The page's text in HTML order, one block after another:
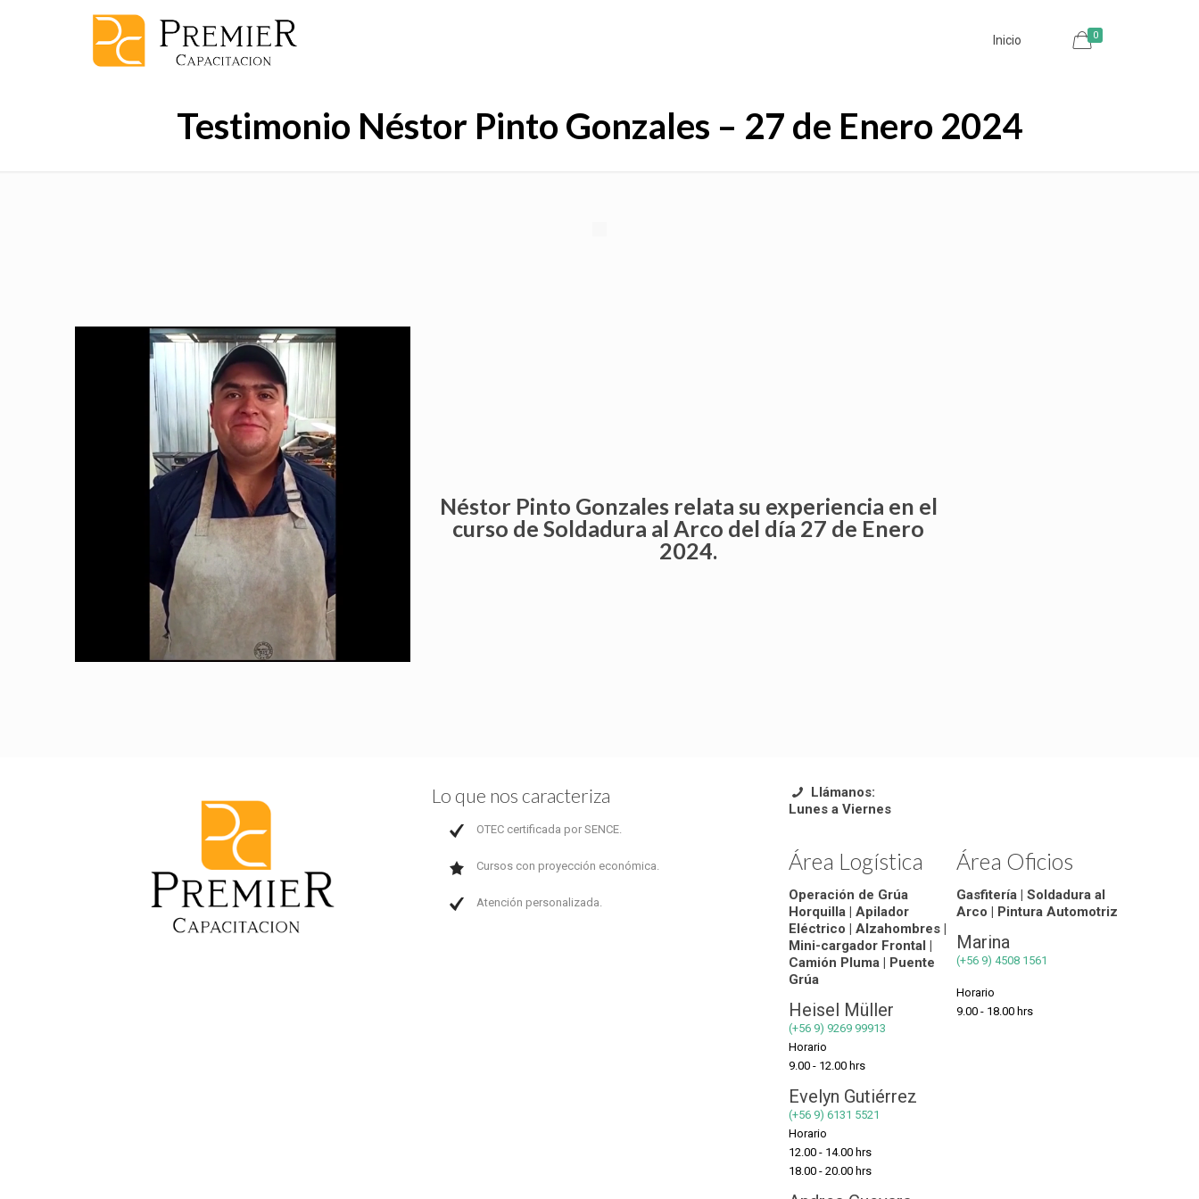
Inicio 0
Testimonio Néstor Pinto Gonzales – 27 de Enero 2024
Néstor Pinto Gonzales relata su experiencia en el
curso de Soldadura al Arco del día 27 de Enero
2024.
Lo que nos caracteriza
OTEC certificada por SENCE.
Cursos con proyección económica.
Atención personalizada.
Llámanos:
Lunes a Viernes
Área Logística
Operación de Grúa
Horquilla | Apilador
Eléctrico | Alzahombres |
Mini-cargador Frontal |
Camión Pluma | Puente
Grúa
Heisel Müller
(+56 9) 9269 99913
Horario
9.00 - 12.00 hrs
Evelyn Gutiérrez
(+56 9) 6131 5521
Horario
12.00 - 14.00 hrs
18.00 - 20.00 hrs
Área Oficios
Gasfitería | Soldadura al
Arco | Pintura Automotriz
Marina
(+56 9) 4508 1561
Horario
9.00 - 18.00 hrs